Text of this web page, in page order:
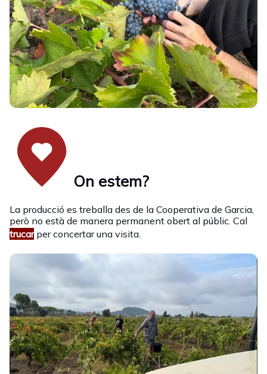
On estem?
La producció es treballa des de la Cooperativa de Garcia,
però no està de manera permanent obert al públic. Cal
trucar per concertar una visita.